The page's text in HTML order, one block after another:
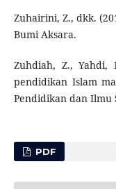
Zuhairini, Z., dkk.
Bumi Aksara.
Zuhdiah, Z., Yahdi,
pendidikan Islam
Pendidikan dan Ilmu
PDF